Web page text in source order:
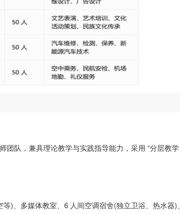
团队，兼具理论教学与实践指导能力，采用 “分层教
)、多媒体教室、6 人间空调宿舍(独立卫浴、热水器)